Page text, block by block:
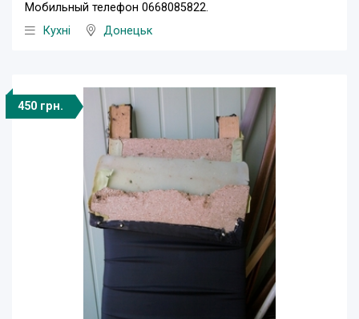
Мобильный телефон 0668085822.
Кухні
Донецьк
450 грн.